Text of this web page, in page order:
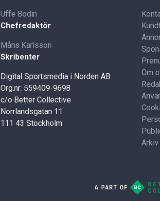
Uffe Bodin
Chefredaktör
Måns Karlsson
Skribenter
Digital Sportsmedia i Norden AB
Org.nr: 559409-9698
c/o Better Collective
Norrlandsgatan 11
111 43 Stockholm
Om
Arkiv